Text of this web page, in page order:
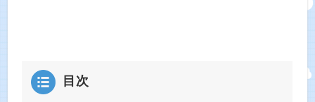
目次